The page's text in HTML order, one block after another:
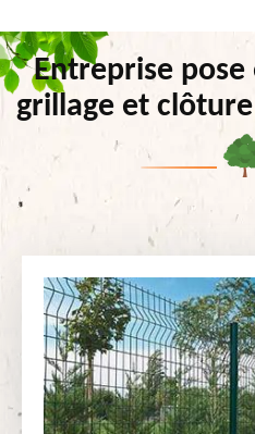
Entreprise
grillage et